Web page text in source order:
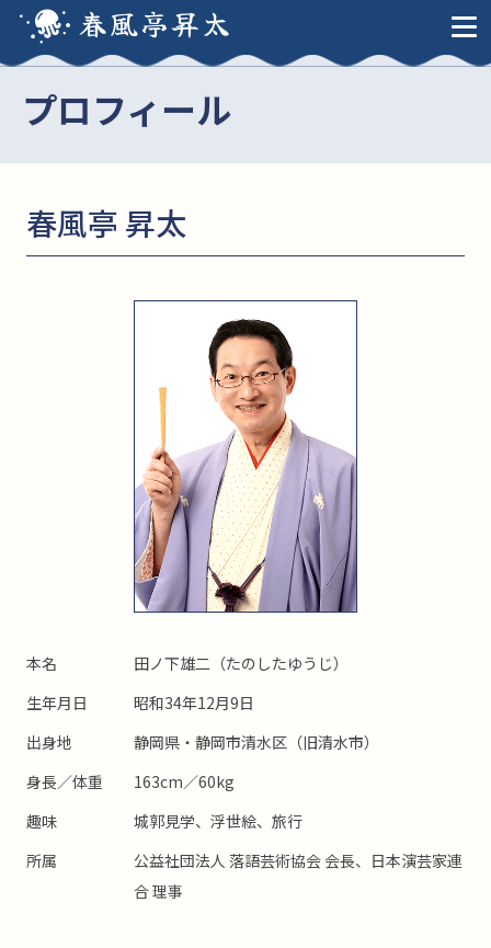
春風亭昇太
プロフィール
春風亭 昇太
本名
田ノ下雄二（たのしたゆうじ）
生年月日
昭和34年12月9日
出身地
静岡県・静岡市清水区（旧清水市）
身長／体重
163cm／60kg
趣味
城郭見学、浮世絵、旅行
所属
公益社団法人 落語芸術協会 会長、日本演芸家連
合 理事